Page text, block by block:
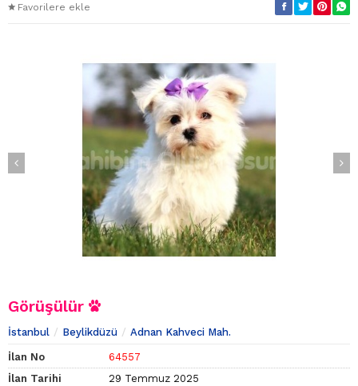
Favorilere ekle
Görüşülür
İstanbul Beylikdüzü Adnan Kahveci Mah.
İlan No
64557
İlan Tarihi
29 Temmuz 2025